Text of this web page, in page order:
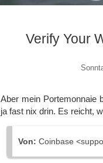
Verify Your
Aber mein Portemonnaie
ja fast nix drin. Es reicht,
Von: Coinbase